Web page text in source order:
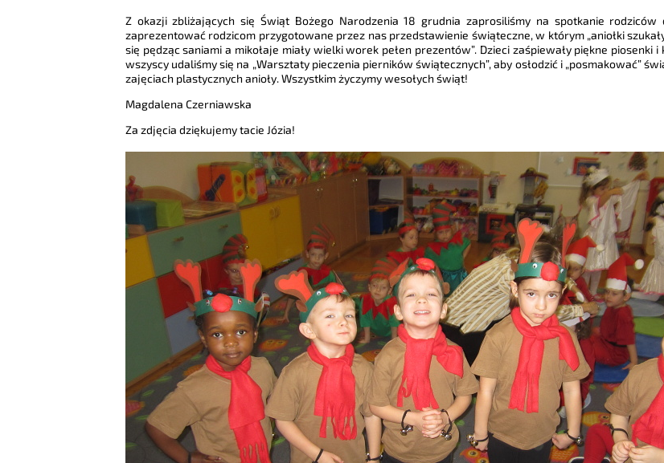
Z okazji zbliżających się Świąt Bożego Narodzenia 18 grudnia zaprosiliśmy na spotkanie
zaprezentować rodzicom przygotowane przez nas przedstawienie świąteczne, w którym „aniołki
się pędząc saniami a mikołaje miały wielki worek pełen prezentów”. Dzieci zaśpiewały piękne
wszyscy udaliśmy się na „Warsztaty pieczenia pierników świątecznych”, aby osłodzić i „posmakować”
zajęciach plastycznych anioły. Wszystkim życzymy wesołych świąt!
Magdalena Czerniawska
Za zdjęcia dziękujemy tacie Józia!